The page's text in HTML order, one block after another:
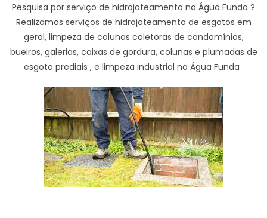
Pesquisa por serviço de hidrojateamento na Água Funda ?
Realizamos serviços de hidrojateamento de esgotos em
geral, limpeza de colunas coletoras de condomínios,
bueiros, galerias, caixas de gordura, colunas e plumadas de
esgoto prediais , e limpeza industrial na Água Funda .